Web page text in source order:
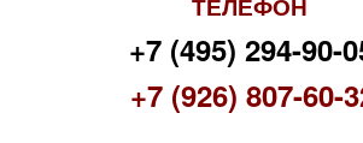
ТЕЛЕФОН
+7 (495) 294-90-
+7 (926) 807-60-